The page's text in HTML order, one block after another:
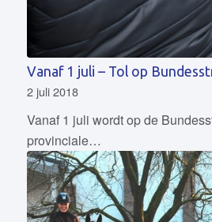
Vanaf 1 juli – Tol op
2 juli 2018
Vanaf 1 juli wordt op de
provinciale…